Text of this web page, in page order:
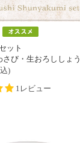
ット
が・わさび漬・きざみわさび・山わさび・花わさび（冷凍）)
)
1レビュー